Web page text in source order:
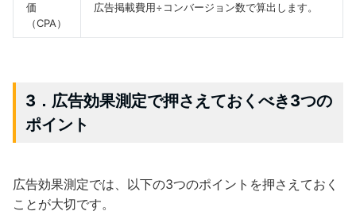
価
（CPA）
広告掲載費用÷コンバージョン数で算出します。
3．広告効果測定で押さえておくべき3つの
ポイント
広告効果測定では、以下の3つのポイントを押さえておく
ことが大切です。